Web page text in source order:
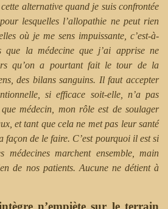
alternative quand je suis confrontée
lesquelles l’allopathie ne peut rien
où je me sens impuissante, c’est-à-
que la médecine que j’ai apprise ne
qu’on a pourtant fait le tour de la
des bilans sanguins. Il faut accepter
si efficace soit-elle, n’a pas
médecin, mon rôle est de soulager
et tant que cela ne met pas leur santé
façon de le faire. C’est pourquoi il est si
médecines marchent ensemble, main
de nos patients. Aucune ne détient à
n’empiète sur le terrain